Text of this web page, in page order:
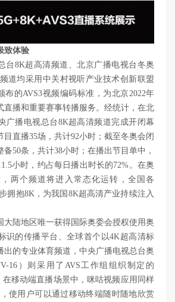
致体验
台8K超高清频道、北京广播电视台冬奥
道均采用中关村视听产业技术创新联盟
布的AVS3视频编码标准，为北京2022年
直播和重要赛事转播服务。经统计，在北
广播电视总台8K超高清频道完成开闭幕
目直播35场，共计92小时；截至冬奥会闭
50条，共计38小时；在播出节目单中，
小时，约占每日播出时长的72%。在奥
两个频道将进入常态化运转，全国各
拥抱8K，为我国8K超高清产业持续注入
大陆地区唯一获得国际奥委会授权使用奥
识的传播平台、全球首个以4K超高清标
出的专业体育频道，中央广播电视总台奥
16）则采用了AVS工作组组织制定的
在移动端直播场景中，咪咕视频应用同样
使用户可以通过移动终端随时随地欣赏